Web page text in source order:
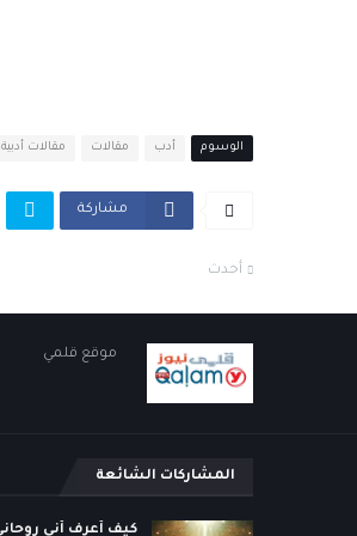
الوسوم أدب مقالات مقالات أدبية
مشاركة
أحدث
موقع قلمي
المشاركات الشائعة